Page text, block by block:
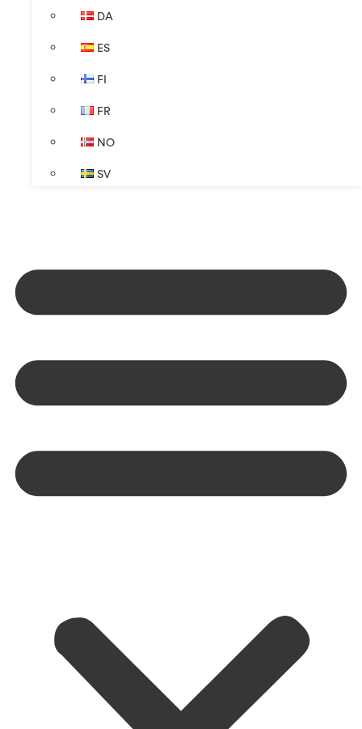
DA
ES
FI
FR
NO
SV